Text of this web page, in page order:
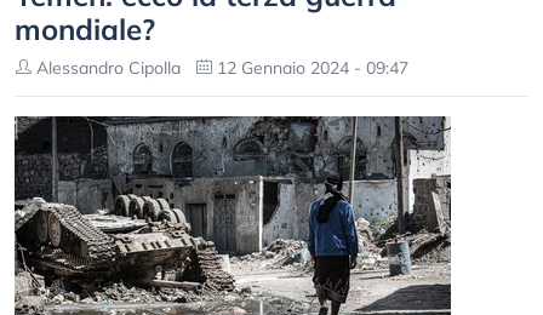
mondiale?
Alessandro Cipolla 12 Gennaio 2024 - 09:47